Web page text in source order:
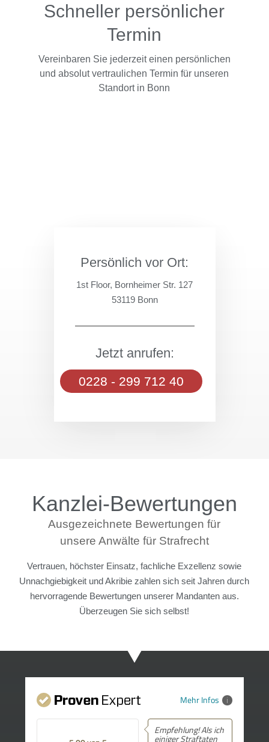
Schneller persönlicher
Termin
Vereinbaren Sie jederzeit einen persönlichen
und absolut vertraulichen Termin für unseren
Standort in Bonn
Persönlich vor Ort:
1st Floor, Bornheimer Str. 127
53119 Bonn
Jetzt anrufen:
0228 - 299 712 40
Kanzlei-Bewertungen
Ausgezeichnete Bewertungen für
unsere Anwälte für Strafrecht
Vertrauen, höchster Einsatz, fachliche Exzellenz sowie
Unnachgiebigkeit und Akribie zahlen sich seit Jahren durch
hervorragende Bewertungen unserer Mandanten aus.
Überzeugen Sie sich selbst!
Mehr Infos
Empfehlung! Als ich
einiger Straftaten